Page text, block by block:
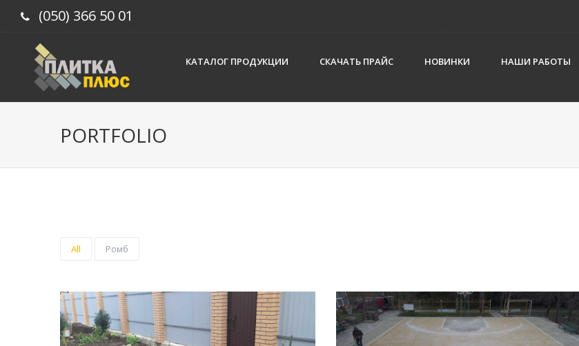
(050) 366 50 01
КАТАЛОГ ПРОДУКЦИИ СКАЧАТЬ ПРАЙС НОВИНКИ НАШИ РАБОТЫ
PORTFOLIO
All Ромб